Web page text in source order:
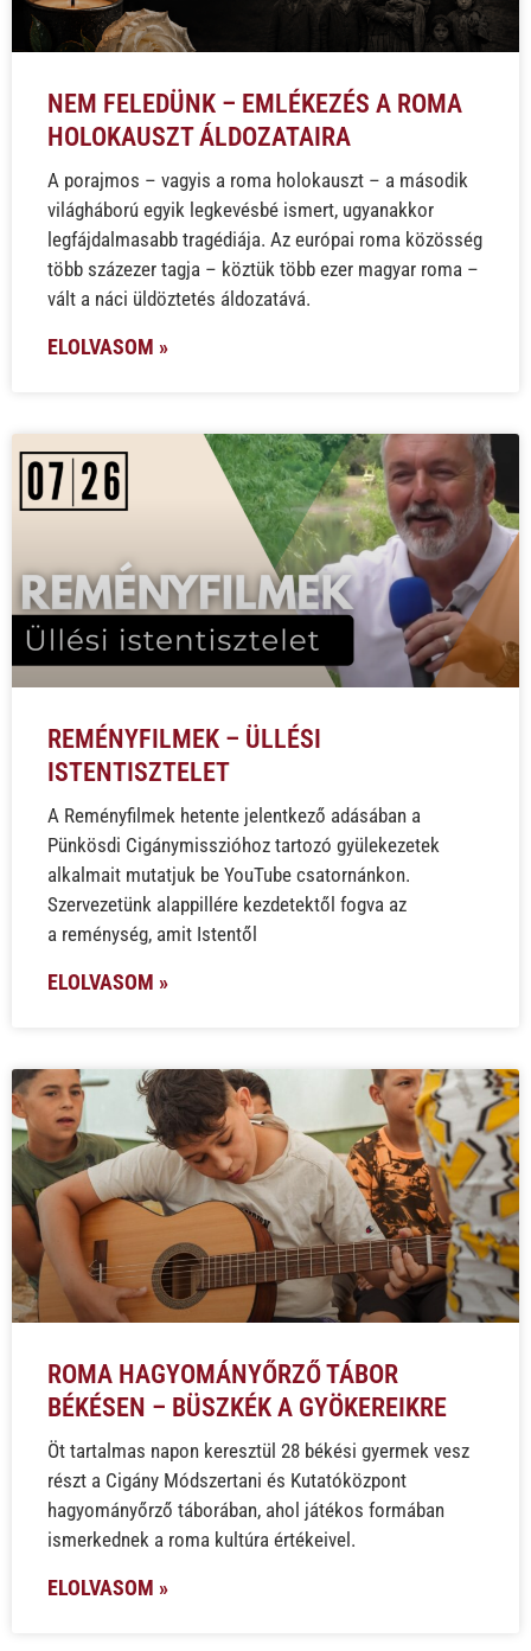
NEM FELEDÜNK – EMLÉKEZÉS A ROMA
HOLOKAUSZT ÁLDOZATAIRA
A porajmos – vagyis a roma holokauszt – a második
világháború egyik legkevésbé ismert, ugyanakkor
legfájdalmasabb tragédiája. Az európai roma közösség
több százezer tagja – köztük több ezer magyar roma –
vált a náci üldöztetés áldozatává.
ELOLVASOM »
REMÉNYFILMEK – ÜLLÉSI
ISTENTISZTELET
A Reményfilmek hetente jelentkező adásában a
Pünkösdi Cigánymisszióhoz tartozó gyülekezetek
alkalmait mutatjuk be YouTube csatornánkon.
Szervezetünk alappillére kezdetektől fogva az
a reménység, amit Istentől
ELOLVASOM »
ROMA HAGYOMÁNYŐRZŐ TÁBOR
BÉKÉSEN – BÜSZKÉK A GYÖKEREIKRE
Öt tartalmas napon keresztül 28 békési gyermek vesz
részt a Cigány Módszertani és Kutatóközpont
hagyományőrző táborában, ahol játékos formában
ismerkednek a roma kultúra értékeivel.
ELOLVASOM »